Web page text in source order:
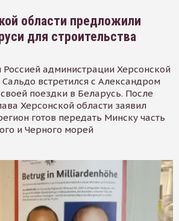
области предложили
для строительства
Россией администрации Херсонской
встретился с Александром
поездки в Беларусь. После
Херсонской области заявил
готов передать Минску часть
и Черного морей